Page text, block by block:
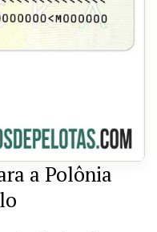
a Polônia